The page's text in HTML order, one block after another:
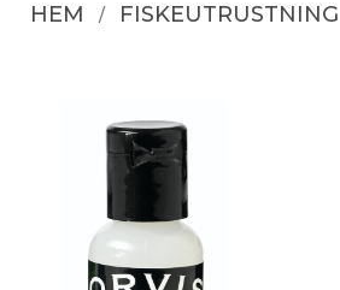
HEM FISKEUTRUSTNING